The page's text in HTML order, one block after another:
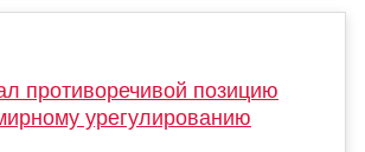
противоречивой позицию
урегулированию